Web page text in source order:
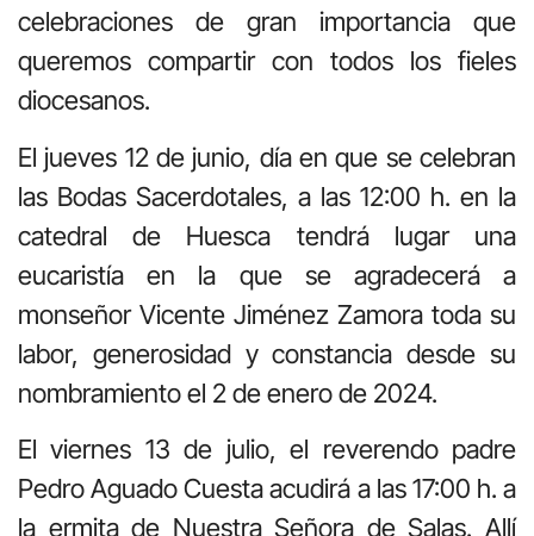
celebraciones de gran importancia que
queremos compartir con todos los fieles
diocesanos.
El jueves 12 de junio, día en que se celebran
las Bodas Sacerdotales, a las 12:00 h. en la
catedral de Huesca tendrá lugar una
eucaristía en la que se agradecerá a
monseñor Vicente Jiménez Zamora toda su
labor, generosidad y constancia desde su
nombramiento el 2 de enero de 2024.
El viernes 13 de julio, el reverendo padre
Pedro Aguado Cuesta acudirá a las 17:00 h. a
la ermita de Nuestra Señora de Salas. Allí